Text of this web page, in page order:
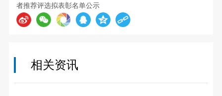
者推荐评选拟表彰名单公示
相关资讯